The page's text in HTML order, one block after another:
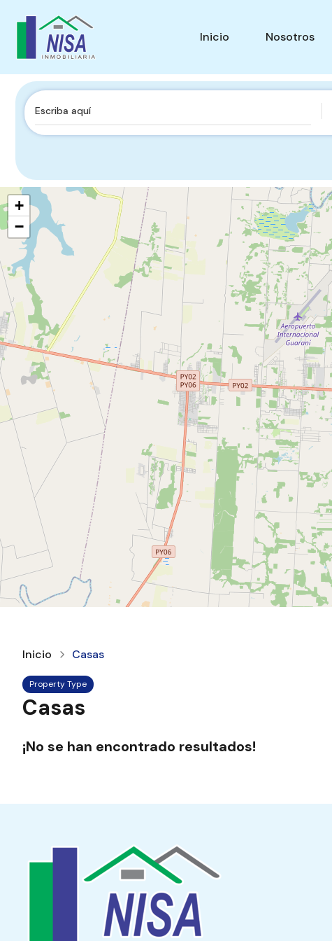
Inicio Nosotros
+
−
Inicio Casas
Property Type
Casas
¡No se han encontrado resultados!